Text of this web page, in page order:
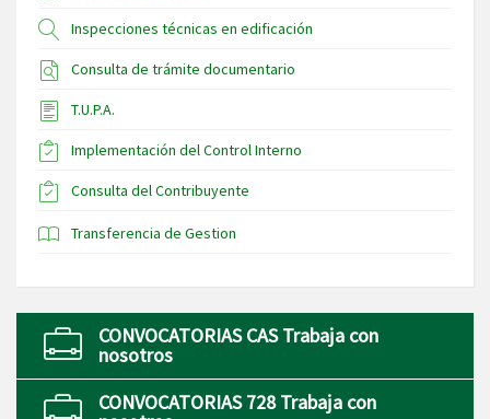
Inspecciones técnicas en edificación
Consulta de trámite documentario
T.U.P.A.
Implementación del Control Interno
Consulta del Contribuyente
Transferencia de Gestion
CONVOCATORIAS CAS Trabaja con
nosotros
CONVOCATORIAS 728 Trabaja con